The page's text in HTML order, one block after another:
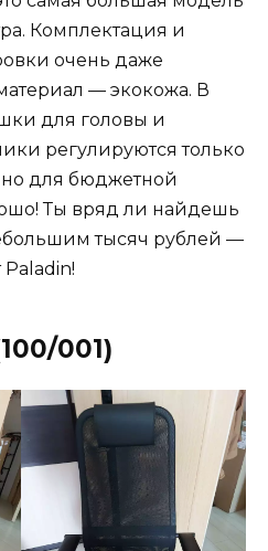
Комплектация и
очень даже
— экокожа. В
для головы и
регулируются только
но для бюджетной
Ты вряд ли найдешь
тысяч рублей —
001)